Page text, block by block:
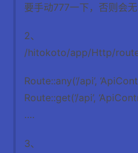
要手动777一下，否则会无
2、
/hitokoto/app/Http/
Route::any(‘/api’,
Route::get(‘/api’,
….
3、